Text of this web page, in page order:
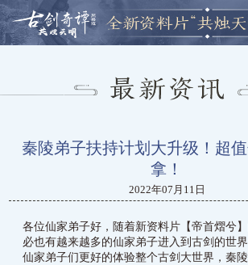
秦陵弟子扶持计划大升级！超
拿！
2022年07月11日
各位仙家弟子好，随着新资料片【帝首熠兮
必也有越来越多的仙家弟子进入到古剑的世
仙家弟子们更好的体验整个古剑大世界，秦